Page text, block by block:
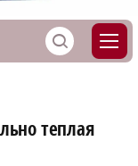
S
теплая